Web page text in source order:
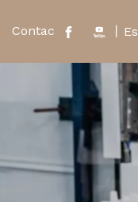
Relevo de
Tour por la
Contacto